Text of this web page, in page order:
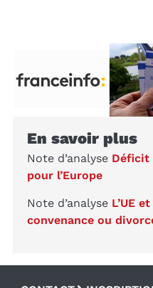
En savoir plus
Note d’analyse Déficit
pour l’Europe
Note d’analyse L’UE
convenance ou